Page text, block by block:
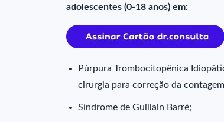
adolescentes (0-18 anos) em:
Púrpura Trombocitopênica
cirurgia para correção da
Síndrome de Guillain Barré;